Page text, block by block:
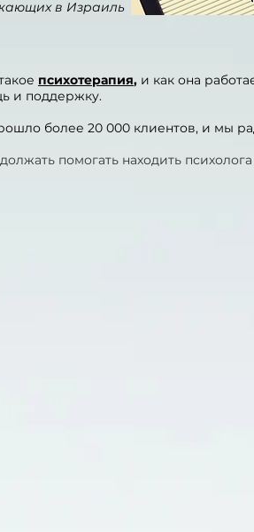
в Израиль
психотерапия, и как она
и поддержку.
более 20 000 клиентов, и мы
помогать находить